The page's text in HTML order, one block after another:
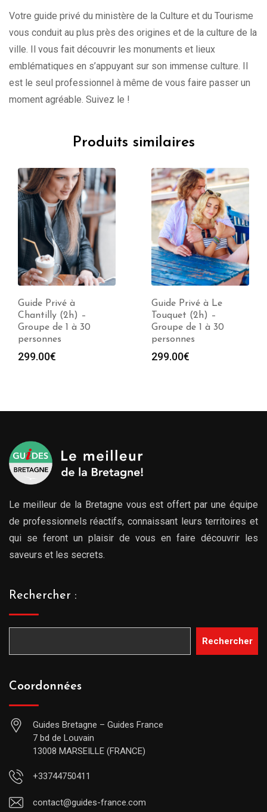
Votre guide privé du ministère de la Culture et du Tourisme
vous conduit au plus près des origines et de la culture de la
ville. Il vous fait découvrir les monuments et lieux
emblématiques en s’appuyant sur son immense culture. Il
est le seul professionnel à même de vous faire passer un
moment agréable. Suivez le !
Produits similaires
Guide Privé à
Chantilly (2h) –
Groupe de 1 à 30
personnes
299.00€
Guide Privé à Le
Touquet (2h) –
Groupe de 1 à 30
personnes
299.00€
Le meilleur de la Bretagne vous est offert par une équipe
de professionnels réactifs, connaissant leurs territoires et
qui se feront un plaisir de vous en faire découvrir les
saveurs et les secrets.
Rechercher :
Rechercher
Coordonnées
Guides Bretagne – Guides France
7 bd de Louvain
13008 MARSEILLE (FRANCE)
+33744750411
contact@guides-france.com